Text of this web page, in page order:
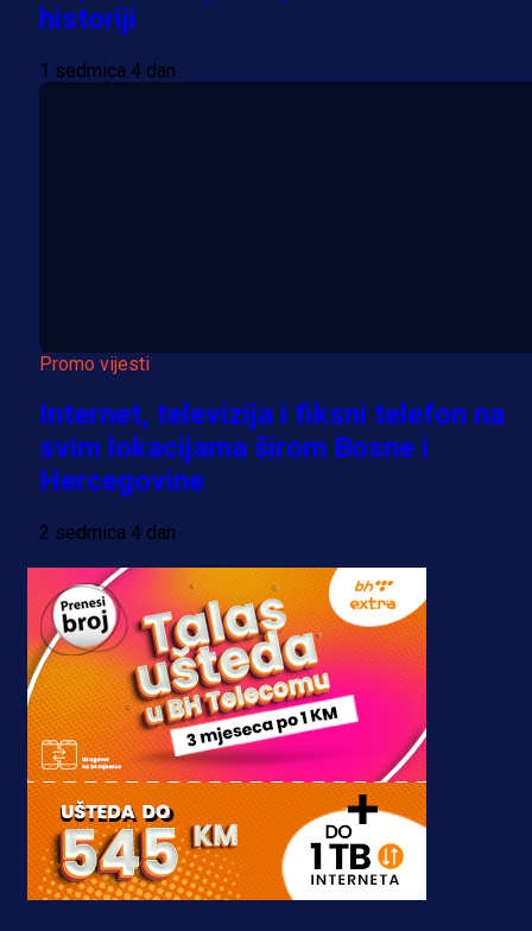
historiji
1 sedmica 4 dan
Promo vijesti
Internet, televizija i fiksni telefon na
svim lokacijama širom Bosne i
Hercegovine
2 sedmica 4 dan